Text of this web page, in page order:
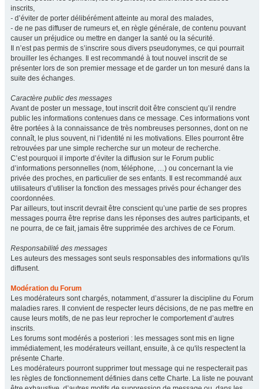
inscrits,
- d’éviter de porter délibérément atteinte au moral des malades,
- de ne pas diffuser de rumeurs et, en règle générale, de contenu pouvant
causer un préjudice ou mettre en danger la santé ou la sécurité.
Il n’est pas permis de s’inscrire sous divers pseudonymes, ce qui pourrait
brouiller les échanges. Il est recommandé à tout nouvel inscrit de se
présenter lors de son premier message et de garder un ton mesuré dans la
suite des échanges.
Caractère public des messages
Avant de poster un message, tout inscrit doit être conscient qu’il rendre
public les informations contenues dans ce message. Ces informations vont
être portées à la connaissance de très nombreuses personnes, dont on ne
connaît, le plus souvent, ni l’identité ni les motivations. Elles pourront être
retrouvées par une simple recherche sur un moteur de recherche.
C’est pourquoi il importe d’éviter la diffusion sur le Forum public
d’informations personnelles (nom, téléphone, …) ou concernant la vie
privée des proches, en particulier de ses enfants. Il est recommandé aux
utilisateurs d’utiliser la fonction des messages privés pour échanger des
coordonnées.
Par ailleurs, tout inscrit devrait être conscient qu’une partie de ses propres
messages pourra être reprise dans les réponses des autres participants, et
ne pourra, de ce fait, jamais être supprimée des archives de ce Forum.
Responsabilité des messages
Les auteurs des messages sont seuls responsables des informations qu'ils
diffusent.
Modération du Forum
Les modérateurs sont chargés, notamment, d’assurer la discipline du Forum
maladies rares. Il convient de respecter leurs décisions, de ne pas mettre en
cause leurs motifs, de ne pas leur reprocher le comportement d’autres
inscrits.
Les forums sont modérés a posteriori : les messages sont mis en ligne
immédiatement, les modérateurs veillant, ensuite, à ce qu'ils respectent la
présente Charte.
Les modérateurs pourront supprimer tout message qui ne respecterait pas
les règles de fonctionnement définies dans cette Charte. La liste ne pouvant